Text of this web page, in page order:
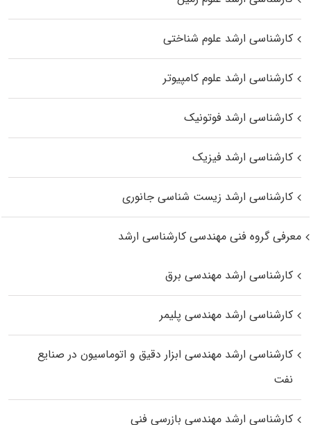
کارشناسی ارشد علوم شناختی
کارشناسی ارشد علوم کامپیوتر
کارشناسی ارشد فوتونیک
کارشناسی ارشد فیزیک
کارشناسی ارشد زیست‌ شناسی جانوری
معرفی گروه فنی مهندسی کارشناسی ارشد
کارشناسی ارشد مهندسی برق
کارشناسی ارشد مهندسی پلیمر
کارشناسی ارشد مهندسی ابزار دقیق و اتوماسیون در صنایع
نفت
کارشناسی ارشد مهندسی بازرسی فنی